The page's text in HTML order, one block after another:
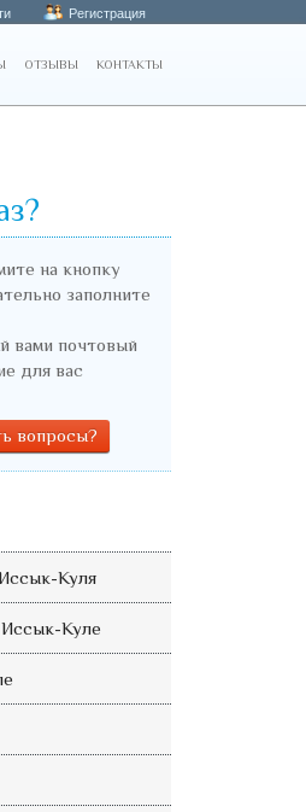
Регистрация
ОТЗЫВЫ КОНТАКТЫ
на кнопку
заполните
вами почтовый
для вас
вопросы?
Куля
Куле